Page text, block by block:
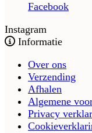
Facebook
Instagram
Informatie
Over ons
Verzending
Afhalen
Algemene
Privacy